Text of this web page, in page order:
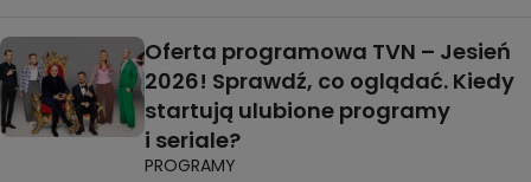
Oferta programowa TVN – Jesień
2026! Sprawdź, co oglądać. Kiedy
startują ulubione programy
i seriale?
PROGRAMY